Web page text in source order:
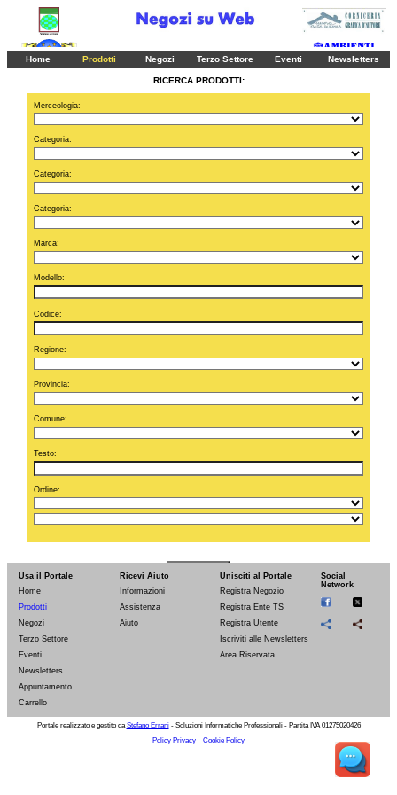
Home Prodotti Negozi Terzo Settore Eventi Newsletters
RICERCA PRODOTTI:
Merceologia:
Categoria:
Categoria:
Categoria:
Marca:
Modello:
Codice:
Regione:
Provincia:
Comune:
Testo:
Ordine:
ELENCO PRODOTTI (da 1 a 9 di 271):
IW
Usa il Portale
Home
Prodotti
Negozi
Terzo Settore
Eventi
Newsletters
Appuntamento
Carrello
Ricevi Aiuto
Informazioni
Assistenza
Aiuto
Unisciti al Portale
Registra Negozio
Registra Ente TS
Registra Utente
Iscriviti alle Newsletters
Area Riservata
Social
Network